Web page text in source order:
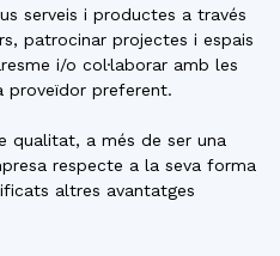
serveis i productes a través
patrocinar projectes i espais
i/o col·laborar amb les
proveïdor preferent.
qualitat, a més de ser una
respecte a la seva forma
altres avantatges